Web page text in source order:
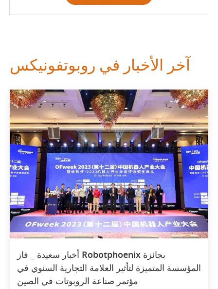
آخر الأخبار في روبوتفونيكس
أخبار سعيدة _ فاز Robotphoenix بجائزة
المؤسسة المتميزة لتأثير العلامة التجارية السنوي في
مؤتمر صناعة الروبوتات في الصين